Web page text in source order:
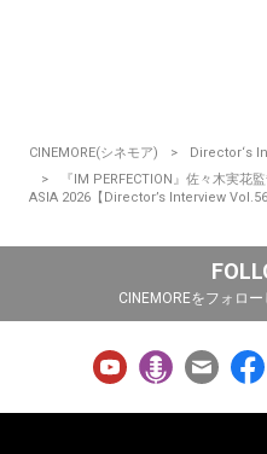
CINEMORE(シネモア)
Director‘s
『IM PERFECTION』佐々木実
ASIA 2026【Director’s Interview
CINEMOREをフォロ